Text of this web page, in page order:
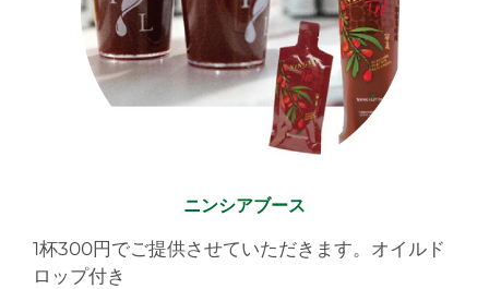
ニンシアブース
1杯300円でご提供させていただきます。オイルド
ロップ付き